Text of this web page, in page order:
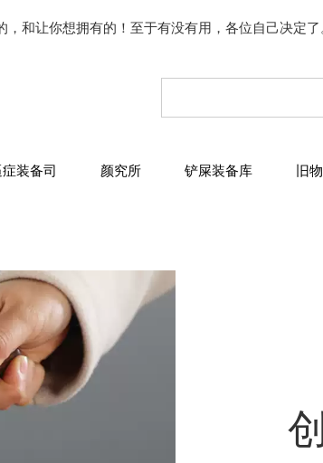
和让你想拥有的！至于有没有用，各位自己决定
装备司 颜究所 铲屎装备库 旧